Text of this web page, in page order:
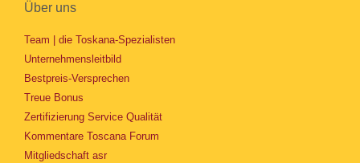
Über uns
Team | die Toskana-Spezialisten
Unternehmensleitbild
Bestpreis-Versprechen
Treue Bonus
Zertifizierung Service Qualität
Kommentare Toscana Forum
Mitgliedschaft asr